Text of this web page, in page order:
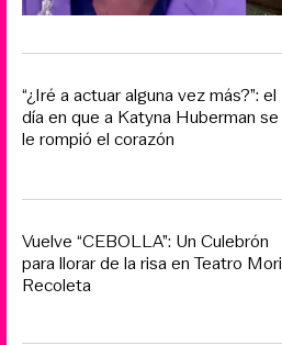
“¿Iré a actuar alguna vez más?”: el
día en que a Katyna Huberman se
le rompió el corazón
Vuelve “CEBOLLA”: Un Culebrón
para llorar de la risa en Teatro Mori
Recoleta